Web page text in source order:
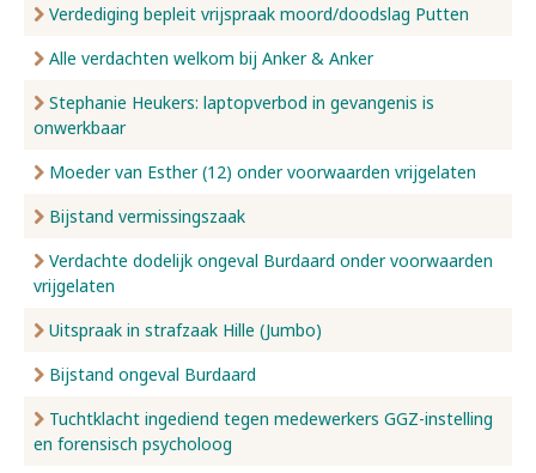
Verdediging bepleit vrijspraak moord/doodslag Putten
Alle verdachten welkom bij Anker & Anker
Stephanie Heukers: laptopverbod in gevangenis is
onwerkbaar
Moeder van Esther (12) onder voorwaarden vrijgelaten
Bijstand vermissingszaak
Verdachte dodelijk ongeval Burdaard onder voorwaarden
vrijgelaten
Uitspraak in strafzaak Hille (Jumbo)
Bijstand ongeval Burdaard
Tuchtklacht ingediend tegen medewerkers GGZ-instelling
en forensisch psycholoog